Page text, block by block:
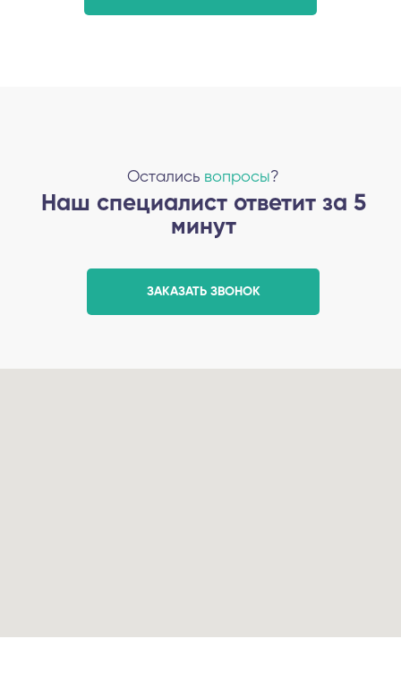
Остались вопросы?
Наш специалист ответит за 5
минут
ЗАКАЗАТЬ ЗВОНОК